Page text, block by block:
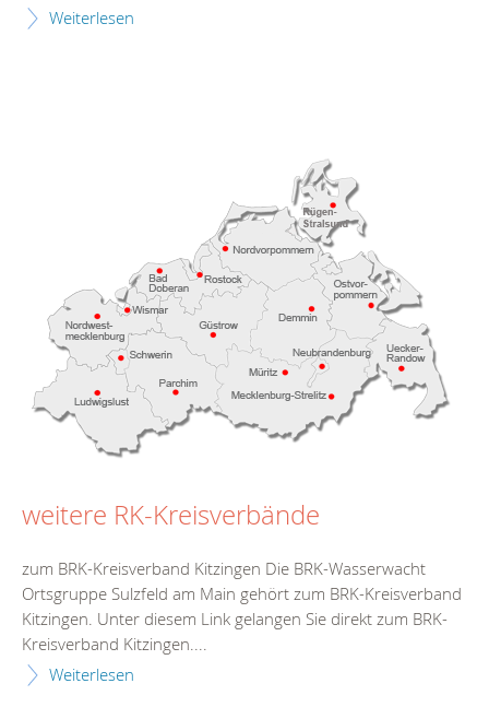
Weiterlesen
weitere RK-Kreisverbände
zum BRK-Kreisverband Kitzingen Die BRK-Wasserwacht
Ortsgruppe Sulzfeld am Main gehört zum BRK-Kreisverband
Kitzingen. Unter diesem Link gelangen Sie direkt zum BRK-
Kreisverband Kitzingen....
Weiterlesen